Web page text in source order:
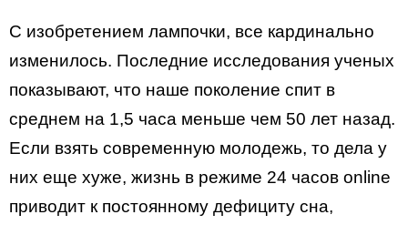
С изобретением лампочки, все кардинально
изменилось. Последние исследования ученых
показывают, что наше поколение спит в
среднем на 1,5 часа меньше чем 50 лет назад.
Если взять современную молодежь, то дела у
них еще хуже, жизнь в режиме 24 часов online
приводит к постоянному дефициту сна,